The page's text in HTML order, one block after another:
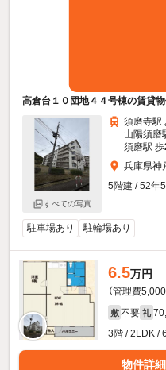
高倉台１０団地４４号棟の賃貸
すべての写真
須磨寺駅
山陽須磨
須磨駅 歩
兵庫県神
5階建 / 52年
駐車場あり 駐輪場あり
6.5万円
（管理費5,000
敷 不要 礼
3階 / 2LDK /
物件詳